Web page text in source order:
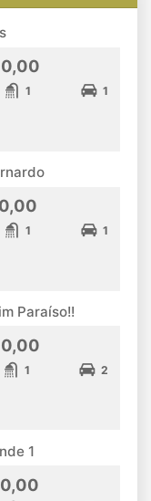
1 1
1 1
Paraíso!!
1 2
1